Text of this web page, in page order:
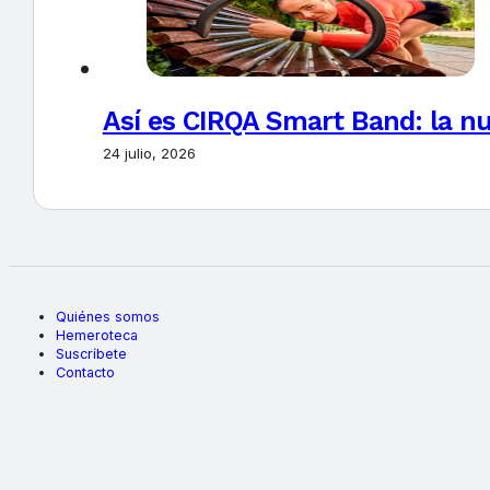
Así es CIRQA Smart Band: la
24 julio, 2026
Quiénes somos
Hemeroteca
Suscríbete
Contacto